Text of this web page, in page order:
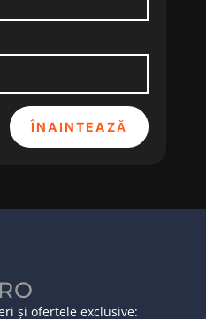
ÎNAINTEAZĂ
și ofertele exclusive: